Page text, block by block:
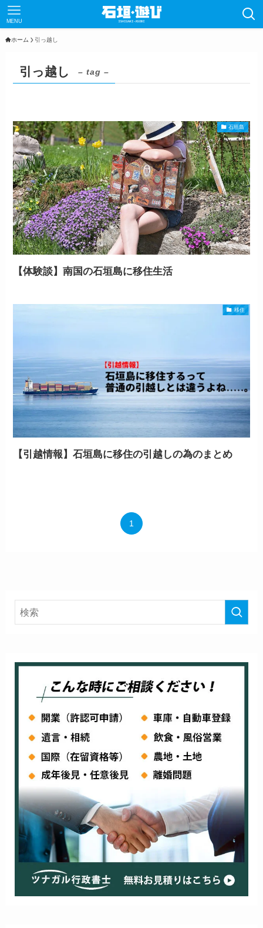
MENU
ホーム 引っ越し
引っ越し – tag –
石垣島
【体験談】南国の石垣島に移住生活
移住
【引越情報】石垣島に移住の引越しの為のまとめ
1